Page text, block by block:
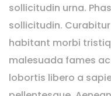
sollicitudin urna.
sollicitudin.
habitant morbi
malesuada fames
lobortis libero a